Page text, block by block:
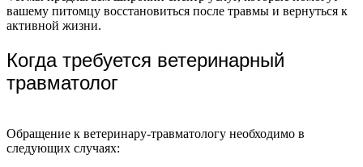
вашему питомцу восстановиться после травмы и вернуться к
активной жизни.
Когда требуется ветеринарный
травматолог
Обращение к ветеринару-травматологу необходимо в
следующих случаях: